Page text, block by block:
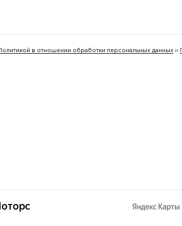
Политикой в отношении обработки персональных данных и